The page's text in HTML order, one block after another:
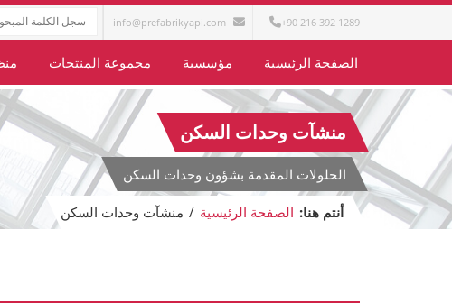
+90 216 392 1289
info@prefabrikyapi.com
الصفحة الرئيسية مؤسسية مجموعة المنتجات
منشآت وحدات السكن
الحلولات المقدمة بشؤون وحدات السكن
أنتم هنا: الصفحة الرئيسية / منشآت وحدات السكن